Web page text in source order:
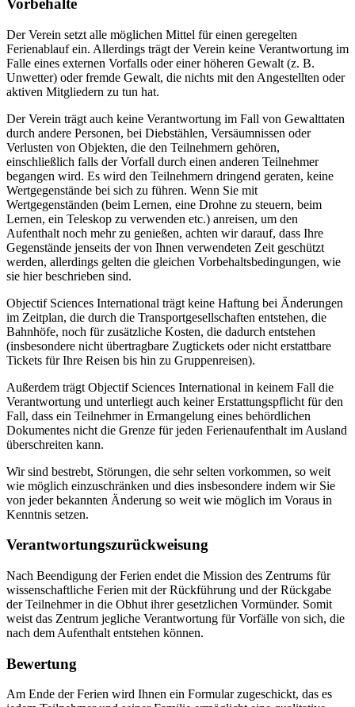
Vorbehalte
Der Verein setzt alle möglichen Mittel für einen geregelten
Ferienablauf ein. Allerdings trägt der Verein keine Verantwortung im
Falle eines externen Vorfalls oder einer höheren Gewalt (z. B.
Unwetter) oder fremde Gewalt, die nichts mit den Angestellten oder
aktiven Mitgliedern zu tun hat.
Der Verein trägt auch keine Verantwortung im Fall von Gewalttaten
durch andere Personen, bei Diebstählen, Versäumnissen oder
Verlusten von Objekten, die den Teilnehmern gehören,
einschließlich falls der Vorfall durch einen anderen Teilnehmer
begangen wird. Es wird den Teilnehmern dringend geraten, keine
Wertgegenstände bei sich zu führen. Wenn Sie mit
Wertgegenständen (beim Lernen, eine Drohne zu steuern, beim
Lernen, ein Teleskop zu verwenden etc.) anreisen, um den
Aufenthalt noch mehr zu genießen, achten wir darauf, dass Ihre
Gegenstände jenseits der von Ihnen verwendeten Zeit geschützt
werden, allerdings gelten die gleichen Vorbehaltsbedingungen, wie
sie hier beschrieben sind.
Objectif Sciences International trägt keine Haftung bei Änderungen
im Zeitplan, die durch die Transportgesellschaften entstehen, die
Bahnhöfe, noch für zusätzliche Kosten, die dadurch entstehen
(insbesondere nicht übertragbare Zugtickets oder nicht erstattbare
Tickets für Ihre Reisen bis hin zu Gruppenreisen).
Außerdem trägt Objectif Sciences International in keinem Fall die
Verantwortung und unterliegt auch keiner Erstattungspflicht für den
Fall, dass ein Teilnehmer in Ermangelung eines behördlichen
Dokumentes nicht die Grenze für jeden Ferienaufenthalt im Ausland
überschreiten kann.
Wir sind bestrebt, Störungen, die sehr selten vorkommen, so weit
wie möglich einzuschränken und dies insbesondere indem wir Sie
von jeder bekannten Änderung so weit wie möglich im Voraus in
Kenntnis setzen.
Verantwortungszurückweisung
Nach Beendigung der Ferien endet die Mission des Zentrums für
wissenschaftliche Ferien mit der Rückführung und der Rückgabe
der Teilnehmer in die Obhut ihrer gesetzlichen Vormünder. Somit
weist das Zentrum jegliche Verantwortung für Vorfälle von sich, die
nach dem Aufenthalt entstehen können.
Bewertung
Am Ende der Ferien wird Ihnen ein Formular zugeschickt, das es